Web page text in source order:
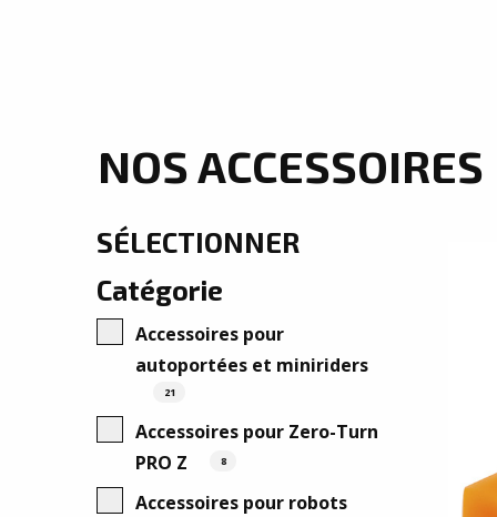
NOS ACCESSOIRES
SÉLECTIONNER
Catégorie
Accessoires pour
autoportées et miniriders
21
Accessoires pour Zero-Turn
PRO Z
8
Accessoires pour robots